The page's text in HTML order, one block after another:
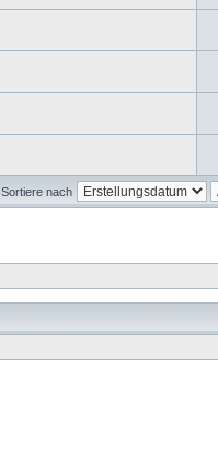
Sortiere nach